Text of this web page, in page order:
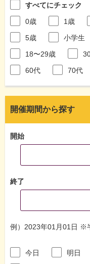
すべてにチェック
0歳
1歳
5歳
小学生
18〜29歳
60代
70代
開催期間から探す
開始
終了
例）2023年01月01日 ※
今日 明日